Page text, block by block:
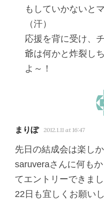
もしていかないと
（汗）
応援を背に受け、
爺は何かと炸裂し
よ～！
まりぽ 2012.1.11 at 16:47
先日の結成会は楽しか
saruveraさんに何も
てエントリーできまし
22日も宜しくお願い